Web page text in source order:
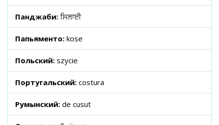
Панджаби: ਸਿਲਾਈ
Папьяменто: kose
Польский: szycie
Португальский: costura
Румынский: de cusut